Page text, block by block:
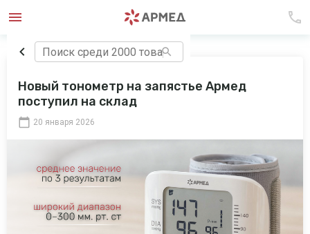
Новый тонометр на запястье Армед
поступил на склад
20 января 2026